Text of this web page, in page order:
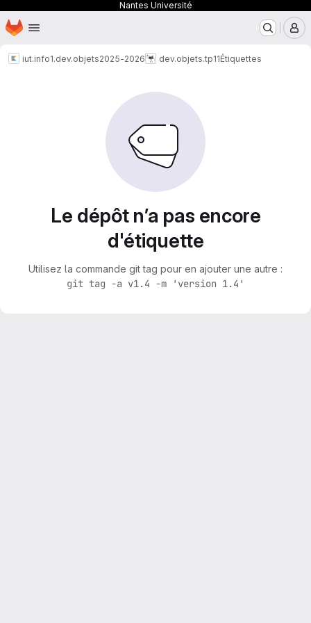
Nantes Université
Passer au contenu principal
Page d'accueil
iut.info1.dev.objets2025-2026 dev.objets.tp11Étiquettes
Le dépôt n’a pas encore
d'étiquette
Utilisez la commande git tag pour en ajouter une autre :
git tag -a v1.4 -m 'version 1.4'